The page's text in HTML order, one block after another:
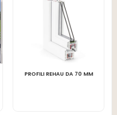
LEGGI TUTTO
PROFILI REHAU DA 70 MM